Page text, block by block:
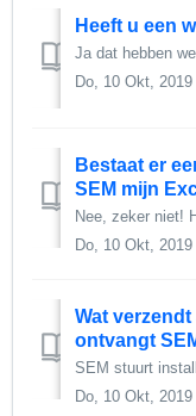
Heeft u een
Ja dat hebben
Do, 10 Okt,
Bestaat er
SEM mijn
Do, 10 Okt,
Wat
ontvangt
Do, 10 Okt, 2019